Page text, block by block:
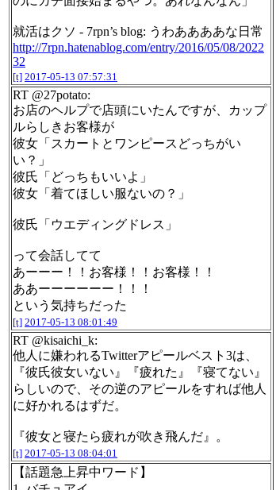
就活はクソ - 7rpn’s blog: うわああああな日常
http://7rpn.hatenablog.com/entry/2016/05/08/2022
32
[t] 2017-05-13 07:57:31
RT @27potato:
お店のヘルプで店頭にいたんですが、カップ
ルらしきお客様が
彼女「スカートとワンピースどっちがい
い？」
彼氏「どっちもいいよ」
彼女「着てほしい服ないの？」
彼氏「ウエディングドレス」
って会話してて
あーーー！！お客様！！お客様！！
ああーーーーーー！！！
という気持ちだった
[t] 2017-05-13 08:01:49
RT @kisaichi_k:
他人に嫌われるTwitterアピールベスト3は、
『彼氏彼女いない』『疲れた』『寝てない』
らしいので、その逆のアピールをすれば他人
に好かれるはずだ。
『彼女と寝たら疲れが吹き飛んだ』。
[t] 2017-05-13 08:04:01
【話題急上昇中ワード】